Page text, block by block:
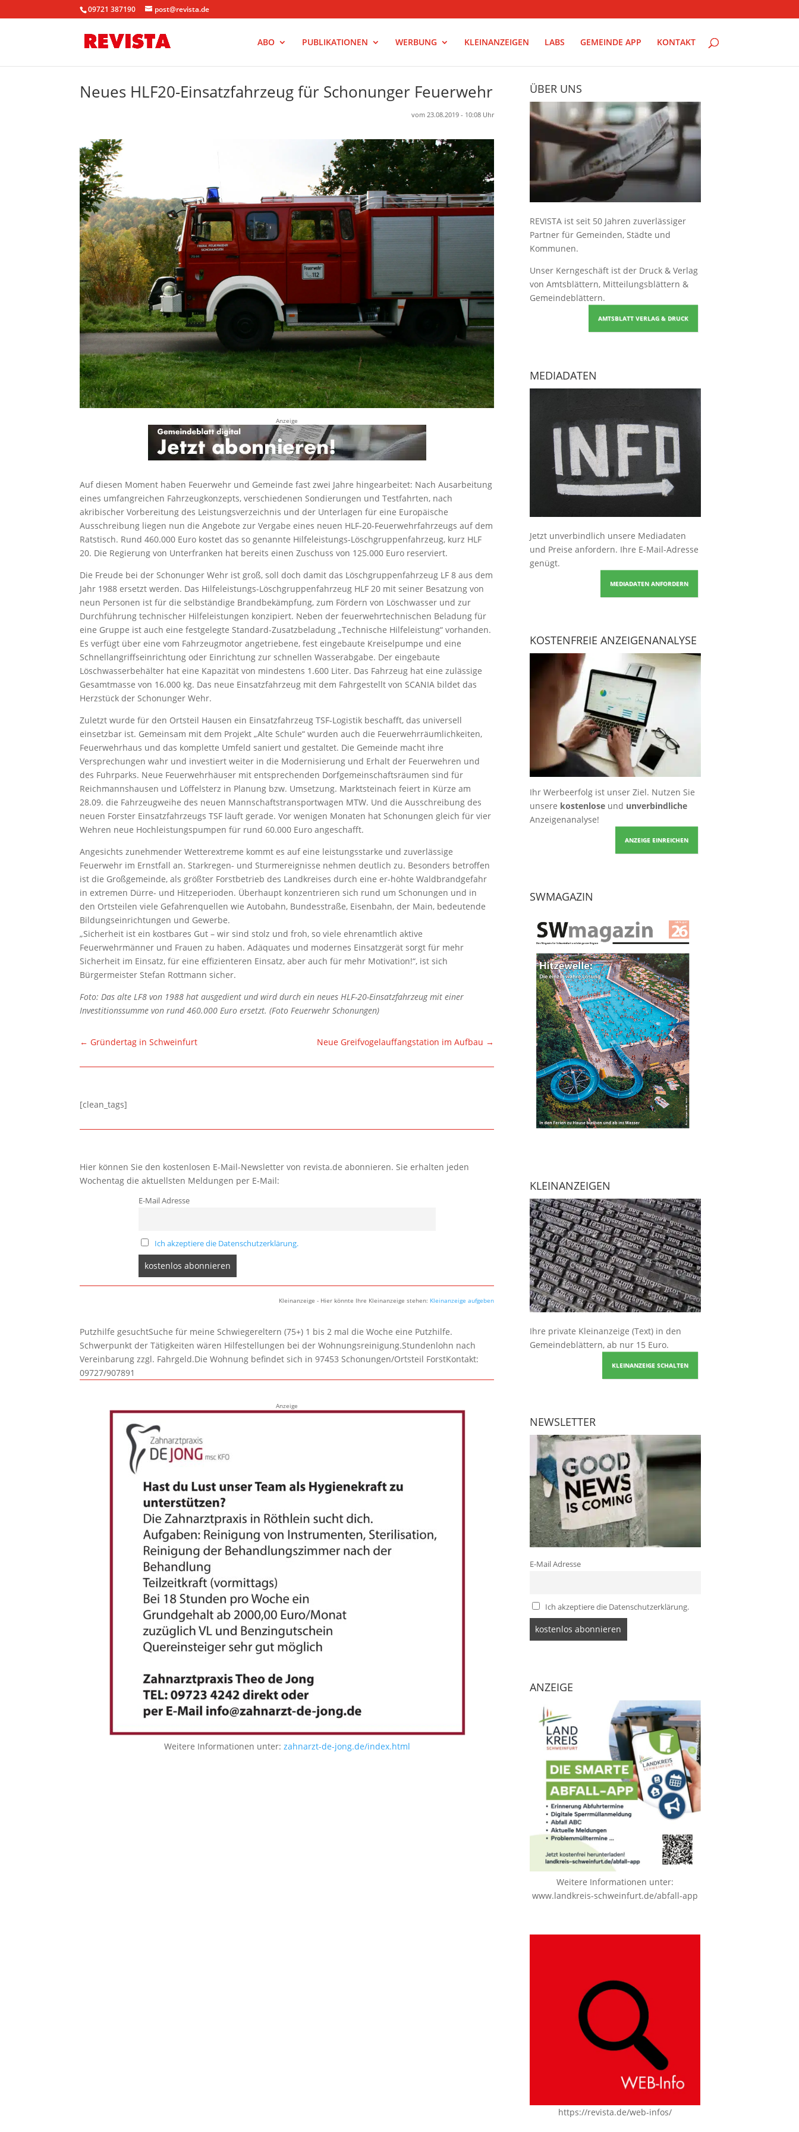
09721 387190 post@revista.de
ABO PUBLIKATIONEN WERBUNG KLEINANZEIGEN LABS GEMEINDE APP KONTAKT
Neues HLF20-Einsatzfahrzeug für Schonunger Feuerwehr
vom 23.08.2019 - 10:08 Uhr
Anzeige
Auf diesen Moment haben Feuerwehr und Gemeinde fast zwei Jahre hingearbeitet: Nach Ausarbeitung
eines umfangreichen Fahrzeugkonzepts, verschiedenen Sondierungen und Testfahrten, nach
akribischer Vorbereitung des Leistungsverzeichnis und der Unterlagen für eine Europäische
Ausschreibung liegen nun die Angebote zur Vergabe eines neuen HLF-20-Feuerwehrfahrzeugs auf dem
Ratstisch. Rund 460.000 Euro kostet das so genannte Hilfeleistungs-Löschgruppenfahrzeug, kurz HLF
20. Die Regierung von Unterfranken hat bereits einen Zuschuss von 125.000 Euro reserviert.
Die Freude bei der Schonunger Wehr ist groß, soll doch damit das Löschgruppenfahrzeug LF 8 aus dem
Jahr 1988 ersetzt werden. Das Hilfeleistungs-Löschgruppenfahrzeug HLF 20 mit seiner Besatzung von
neun Personen ist für die selbständige Brandbekämpfung, zum Fördern von Löschwasser und zur
Durchführung technischer Hilfeleistungen konzipiert. Neben der feuerwehrtechnischen Beladung für
eine Gruppe ist auch eine festgelegte Standard-Zusatzbeladung „Technische Hilfeleistung“ vorhanden.
Es verfügt über eine vom Fahrzeugmotor angetriebene, fest eingebaute Kreiselpumpe und eine
Schnellangriffseinrichtung oder Einrichtung zur schnellen Wasserabgabe. Der eingebaute
Löschwasserbehälter hat eine Kapazität von mindestens 1.600 Liter. Das Fahrzeug hat eine zulässige
Gesamtmasse von 16.000 kg. Das neue Einsatzfahrzeug mit dem Fahrgestellt von SCANIA bildet das
Herzstück der Schonunger Wehr.
Zuletzt wurde für den Ortsteil Hausen ein Einsatzfahrzeug TSF-Logistik beschafft, das universell
einsetzbar ist. Gemeinsam mit dem Projekt „Alte Schule“ wurden auch die Feuerwehrräumlichkeiten,
Feuerwehrhaus und das komplette Umfeld saniert und gestaltet. Die Gemeinde macht ihre
Versprechungen wahr und investiert weiter in die Modernisierung und Erhalt der Feuerwehren und
des Fuhrparks. Neue Feuerwehrhäuser mit entsprechenden Dorfgemeinschaftsräumen sind für
Reichmannshausen und Löffelsterz in Planung bzw. Umsetzung. Marktsteinach feiert in Kürze am
28.09. die Fahrzeugweihe des neuen Mannschaftstransportwagen MTW. Und die Ausschreibung des
neuen Forster Einsatzfahrzeugs TSF läuft gerade. Vor wenigen Monaten hat Schonungen gleich für vier
Wehren neue Hochleistungspumpen für rund 60.000 Euro angeschafft.
Angesichts zunehmender Wetterextreme kommt es auf eine leistungsstarke und zuverlässige
Feuerwehr im Ernstfall an. Starkregen- und Sturmereignisse nehmen deutlich zu. Besonders betroffen
ist die Großgemeinde, als größter Forstbetrieb des Landkreises durch eine er-höhte Waldbrandgefahr
in extremen Dürre- und Hitzeperioden. Überhaupt konzentrieren sich rund um Schonungen und in
den Ortsteilen viele Gefahrenquellen wie Autobahn, Bundesstraße, Eisenbahn, der Main, bedeutende
Bildungseinrichtungen und Gewerbe.
„Sicherheit ist ein kostbares Gut – wir sind stolz und froh, so viele ehrenamtlich aktive
Feuerwehrmänner und Frauen zu haben. Adäquates und modernes Einsatzgerät sorgt für mehr
Sicherheit im Einsatz, für eine effizienteren Einsatz, aber auch für mehr Motivation!“, ist sich
Bürgermeister Stefan Rottmann sicher.
Foto: Das alte LF8 von 1988 hat ausgedient und wird durch ein neues HLF-20-Einsatzfahrzeug mit einer
Investitionssumme von rund 460.000 Euro ersetzt. (Foto Feuerwehr Schonungen)
←Gründertag in Schweinfurt Neue Greifvogelauffangstation im Aufbau →
[clean_tags]
Hier können Sie den kostenlosen E-Mail-Newsletter von revista.de abonnieren. Sie erhalten jeden
Wochentag die aktuellsten Meldungen per E-Mail:
E-Mail Adresse
Ich akzeptiere die Datenschutzerklärung.
Kleinanzeige - Hier könnte Ihre Kleinanzeige stehen: Kleinanzeige aufgeben
Putzhilfe gesuchtSuche für meine Schwiegereltern (75+) 1 bis 2 mal die Woche eine Putzhilfe.
Schwerpunkt der Tätigkeiten wären Hilfestellungen bei der Wohnungsreinigung.Stundenlohn nach
Vereinbarung zzgl. Fahrgeld.Die Wohnung befindet sich in 97453 Schonungen/Ortsteil ForstKontakt:
09727/907891
Anzeige
Weitere Informationen unter: zahnarzt-de-jong.de/index.html
ÜBER UNS
REVISTA ist seit 50 Jahren zuverlässiger
Partner für Gemeinden, Städte und
Kommunen.
Unser Kerngeschäft ist der Druck & Verlag
von Amtsblättern, Mitteilungsblättern &
Gemeindeblättern.
AMTSBLATT VERLAG & DRUCK
MEDIADATEN
Jetzt unverbindlich unsere Mediadaten
und Preise anfordern. Ihre E-Mail-Adresse
genügt.
MEDIADATEN ANFORDERN
KOSTENFREIE ANZEIGENANALYSE
Ihr Werbeerfolg ist unser Ziel. Nutzen Sie
unsere kostenloseund unverbindliche
Anzeigenanalyse!
ANZEIGE EINREICHEN
SWMAGAZIN
KLEINANZEIGEN
Ihre private Kleinanzeige (Text) in den
Gemeindeblättern, ab nur 15 Euro.
KLEINANZEIGE SCHALTEN
NEWSLETTER
E-Mail Adresse
Ich akzeptiere die Datenschutzerklärung.
ANZEIGE
Weitere Informationen unter:
www.landkreis-schweinfurt.de/abfall-app
https://revista.de/web-infos/